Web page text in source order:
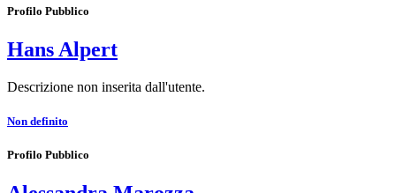
Profilo Pubblico
Hans Alpert
Descrizione non inserita dall'utente.
Non definito
Profilo Pubblico